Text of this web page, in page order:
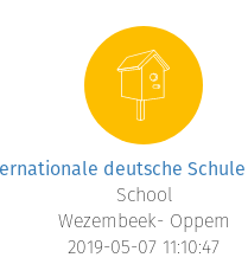
deutsche
School
Wezembeek- Oppem
2019-05-07 11:10:47